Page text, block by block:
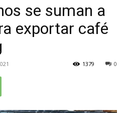
se suman a
exportar café
0
1379